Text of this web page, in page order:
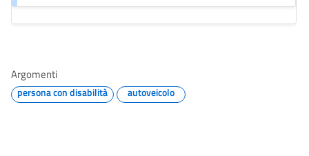
Argomenti
persona con disabilità autoveicolo